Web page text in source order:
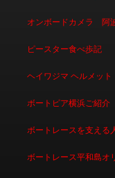
オンボードカメラ 阿
ピースター食べ歩記
ヘイワジマ ヘルメット
ボートピア横浜ご紹
ボートレースを支える
ボートレース平和島オ